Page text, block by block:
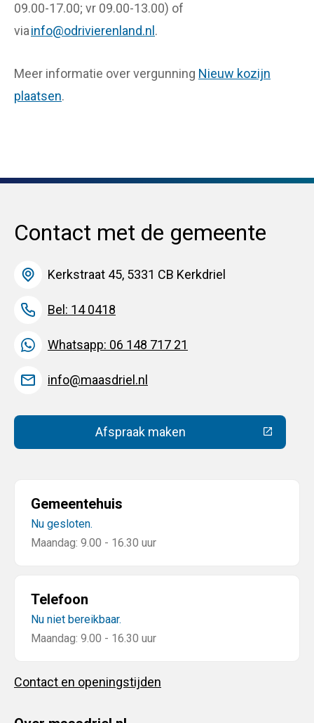
09.00-17.00; vr 09.00-13.00) of
viainfo@odrivierenland.nl .
Meer informatie over vergunning Nieuw kozijn
plaatsen.
Contact met de gemeente
Kerkstraat 45, 5331 CB Kerkdriel
Bel: 14 0418
Whatsapp: 06 148 717 21
info@maasdriel.nl
Afspraak maken(Deze link gaat naar een
Gemeentehuis
Nu gesloten.
Maandag: 9.00 - 16.30 uur
Telefoon
Nu niet bereikbaar.
Maandag: 9.00 - 16.30 uur
Contact en openingstijden